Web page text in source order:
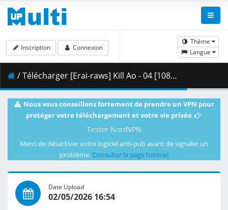
Thème
Langue
Inscription Connexion
/ Télécharger [Erai-raws] Kill Ao - 04 [1080p CR WEB-DL AVC AAC][MultiSub][657C6F22].mkv.002 ( 462.37 MB )
Nous vous conseillons fortement de prendre un VPN pour
protéger votre téléchargement et votre vie privée
Tester NordVPN
Merci de désactiver votre logiciel anti-pub avant de signaler un
problème. Consulter la page tutoriel
Date Upload
02/05/2026 16:54